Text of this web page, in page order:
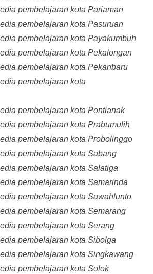
pembelajaran kota Pariaman
pembelajaran kota Pasuruan
pembelajaran kota Payakumbuh
pembelajaran kota Pekalongan
pembelajaran kota Pekanbaru
pembelajaran kota
pembelajaran kota Pontianak
pembelajaran kota Prabumulih
pembelajaran kota Probolinggo
pembelajaran kota Sabang
pembelajaran kota Salatiga
pembelajaran kota Samarinda
pembelajaran kota Sawahlunto
pembelajaran kota Semarang
pembelajaran kota Serang
pembelajaran kota Sibolga
pembelajaran kota Singkawang
pembelajaran kota Solok